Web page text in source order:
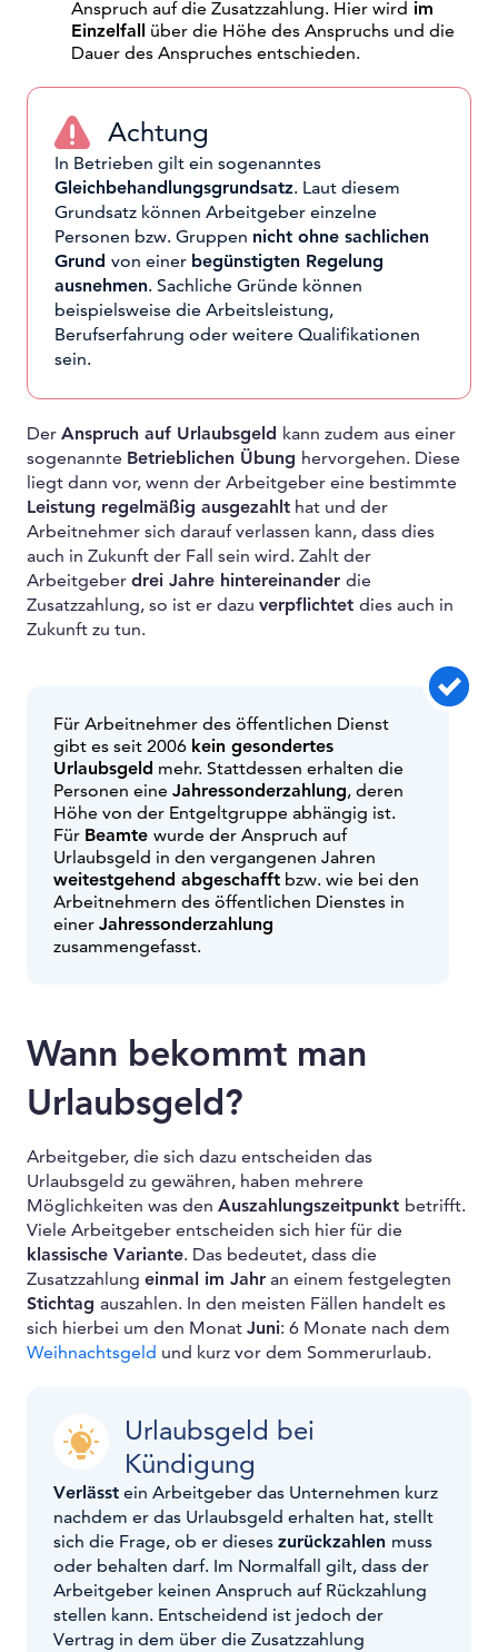
Anspruch auf die Zusatzzahlung. Hier wird im
Einzelfall über die Höhe des Anspruchs und die
Dauer des Anspruches entschieden.
Achtung
In Betrieben gilt ein sogenanntes
Gleichbehandlungsgrundsatz. Laut diesem
Grundsatz können Arbeitgeber einzelne
Personen bzw. Gruppen nicht ohne sachlichen
Grund von einer begünstigten Regelung
ausnehmen. Sachliche Gründe können
beispielsweise die Arbeitsleistung,
Berufserfahrung oder weitere Qualifikationen
sein.
Der Anspruch auf Urlaubsgeld kann zudem aus einer
sogenannte Betrieblichen Übung hervorgehen. Diese
liegt dann vor, wenn der Arbeitgeber eine bestimmte
Leistung regelmäßig ausgezahlt hat und der
Arbeitnehmer sich darauf verlassen kann, dass dies
auch in Zukunft der Fall sein wird. Zahlt der
Arbeitgeber drei Jahre hintereinander die
Zusatzzahlung, so ist er dazu verpflichtet dies auch in
Zukunft zu tun.
Für Arbeitnehmer des öffentlichen Dienst
gibt es seit 2006 kein gesondertes
Urlaubsgeld mehr. Stattdessen erhalten die
Personen eine Jahressonderzahlung, deren
Höhe von der Entgeltgruppe abhängig ist.
Für Beamte wurde der Anspruch auf
Urlaubsgeld in den vergangenen Jahren
weitestgehend abgeschafft bzw. wie bei den
Arbeitnehmern des öffentlichen Dienstes in
einer Jahressonderzahlung
zusammengefasst.
Wann bekommt man
Urlaubsgeld?
Arbeitgeber, die sich dazu entscheiden das
Urlaubsgeld zu gewähren, haben mehrere
Möglichkeiten was den Auszahlungszeitpunkt betrifft.
Viele Arbeitgeber entscheiden sich hier für die
klassische Variante. Das bedeutet, dass die
Zusatzzahlung einmal im Jahr an einem festgelegten
Stichtag auszahlen. In den meisten Fällen handelt es
sich hierbei um den Monat Juni: 6 Monate nach dem
Weihnachtsgeld und kurz vor dem Sommerurlaub.
Urlaubsgeld bei
Kündigung
Verlässt ein Arbeitgeber das Unternehmen kurz
nachdem er das Urlaubsgeld erhalten hat, stellt
sich die Frage, ob er dieses zurückzahlen muss
oder behalten darf. Im Normalfall gilt, dass der
Arbeitgeber keinen Anspruch auf Rückzahlung
stellen kann. Entscheidend ist jedoch der
Vertrag in dem über die Zusatzzahlung